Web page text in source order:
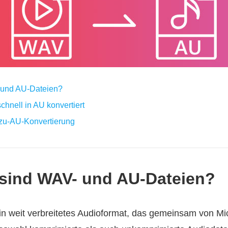
AU-Dateien?
in AU konvertiert
AU-Konvertierung
WAV- und AU-Dateien?
weit verbreitetes Audioformat, das gemeinsam von